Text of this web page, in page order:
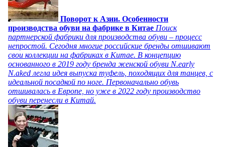
Поворот к Азии. Особенности
производства обуви на фабрике в Китае Поиск
партнерской фабрики для производства обуви – процесс
непростой. Сегодня многие российские бренды отшивают
свои коллекции на фабриках в Китае. В концепцию
основанного в 2019 году бренда женской обуви N.early
N.aked легла идея выпуска туфель, походящих для танцев, с
идеальной посадкой по ноге. Первоначально обувь
отшивалась в Европе, но уже в 2022 году производство
обуви перенесли в Китай.